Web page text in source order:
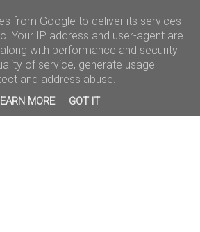
from Google to deliver its services
Your IP address and user-agent are
with performance and security
of service, generate usage
and address abuse.
MORE GOT IT